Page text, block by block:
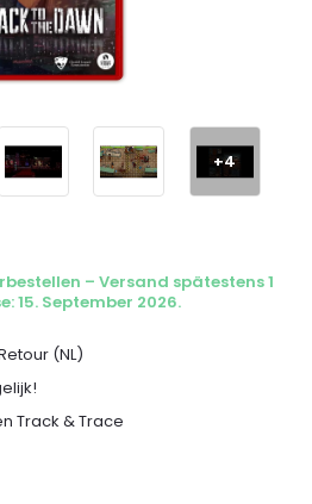
+4
– Versand spätestens 1
15. September 2026.
(NL)
Track & Trace